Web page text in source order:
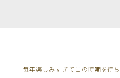
毎年楽しみすぎてこの時期を待